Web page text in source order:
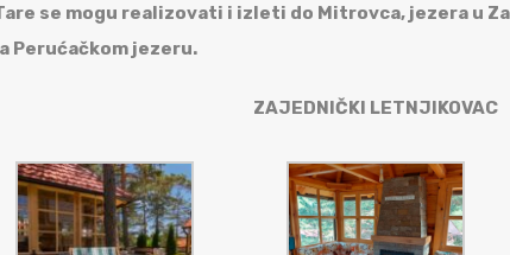
se mogu realizovati i izleti do Mitrovca, jezera u
Perućačkom jezeru.
ZAJEDNIČKI LETNJIKOVAC